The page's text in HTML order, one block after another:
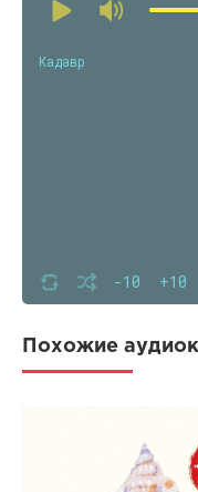
-10 +10
Кадавр
Похожие